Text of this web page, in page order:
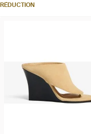
RÉDUCTION